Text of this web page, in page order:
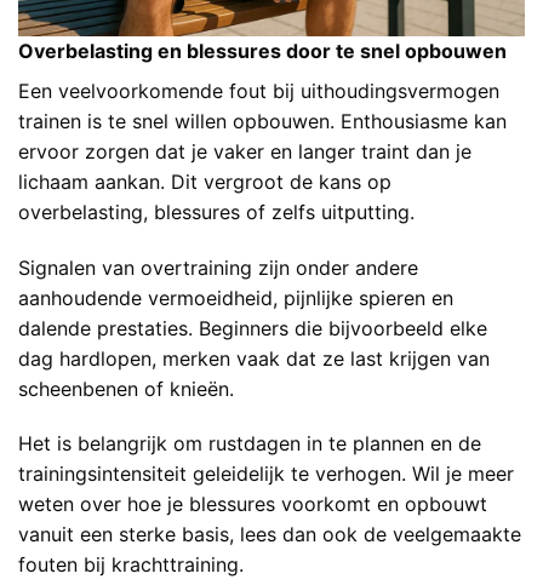
Overbelasting en blessures door te snel opbouwen
Een veelvoorkomende fout bij uithoudingsvermogen
trainen is te snel willen opbouwen. Enthousiasme kan
ervoor zorgen dat je vaker en langer traint dan je
lichaam aankan. Dit vergroot de kans op
overbelasting, blessures of zelfs uitputting.
Signalen van overtraining zijn onder andere
aanhoudende vermoeidheid, pijnlijke spieren en
dalende prestaties. Beginners die bijvoorbeeld elke
dag hardlopen, merken vaak dat ze last krijgen van
scheenbenen of knieën.
Het is belangrijk om rustdagen in te plannen en de
trainingsintensiteit geleidelijk te verhogen. Wil je meer
weten over hoe je blessures voorkomt en opbouwt
vanuit een sterke basis, lees dan ook de veelgemaakte
fouten bij krachttraining.